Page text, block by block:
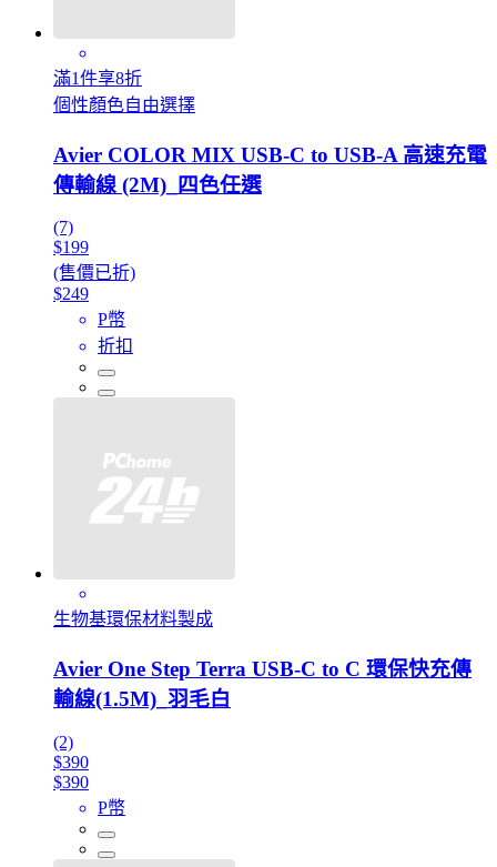
滿1件享8折
個性顏色自由選擇
Avier COLOR MIX USB-C to USB-A 高速充電
傳輸線 (2M)_四色任選
(7)
$199
(售價已折)
$249
P幣
折扣
生物基環保材料製成
Avier One Step Terra USB-C to C 環保快充傳
輸線(1.5M)_羽毛白
(2)
$390
$390
P幣